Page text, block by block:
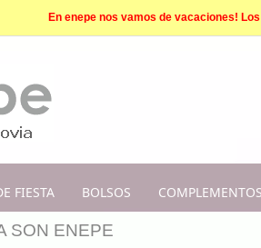
En enepe nos vamos de vacaciones!
FIESTA BOLSOS
SON ENEPE